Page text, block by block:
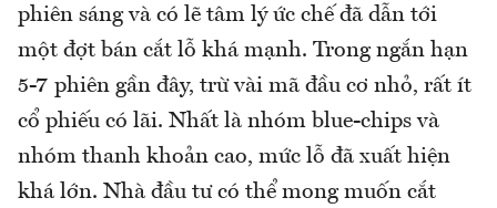
phiên sáng và có lẽ tâm lý ức chế đã dẫn tới
một đợt bán cắt lỗ khá mạnh. Trong ngắn hạn
5-7 phiên gần đây, trừ vài mã đầu cơ nhỏ, rất ít
cổ phiếu có lãi. Nhất là nhóm blue-chips và
nhóm thanh khoản cao, mức lỗ đã xuất hiện
khá lớn. Nhà đầu tư có thể mong muốn cắt